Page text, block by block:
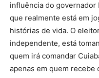
influência do governador
que realmente está em
histórias de vida. O
independente, está
quem irá comandar
apenas em quem recebe